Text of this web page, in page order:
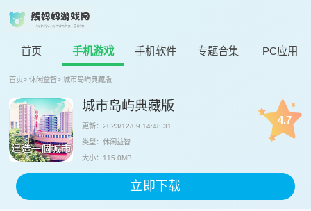
首页 手机游戏 手机软件 专题合集 PC应用
首页> 休闲益智> 城市岛屿典藏版
城市岛屿典藏版
更新：2023/12/09 14:48:31
类型：休闲益智
大小：115.0MB
4.7
立即下载